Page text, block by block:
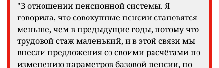
"В отношении пенсионной системы. Я
говорила, что совокупные пенсии становятся
меньше, чем в предыдущие годы, потому что
трудовой стаж маленький, и в этой связи мы
внесли предложения со своими расчётами по
изменению параметров базовой пенсии, по